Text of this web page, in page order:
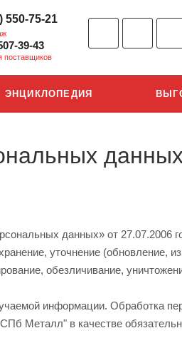
550-75-21
39-43
поставщиков
ЭНЦИКЛОПЕДИЯ
данных
данных» от 27.07.2006
уточнение (обновление,
обезличивание,
информации. Обработка
Металл" в качестве